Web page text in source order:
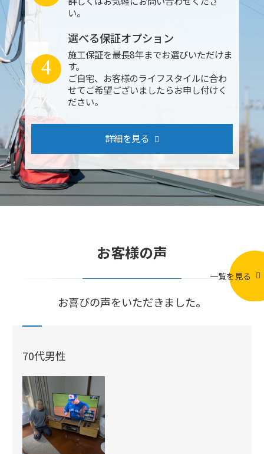
い。
選べる保証オプション
施工保証を最長8年までお選びいただけま
す。
ご自宅、お客様のライフスタイルに合わ
せてご希望ございましたらお申し付けく
ださい。
4
詳細を見る
お客様の声
お喜びの声をいただきました。
一覧を見る
70代男性